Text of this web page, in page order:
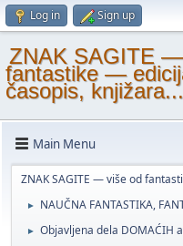
Log in Sign up
ZNAK SAGITE
fantastike —
časopis, knjižara...
Main Menu
ZNAK SAGITE — više od
► NAUČNA FANTASTIKA,
► Objavljena dela DOMAĆIH